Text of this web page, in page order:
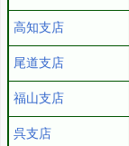
高知支店
尾道支店
福山支店
呉支店